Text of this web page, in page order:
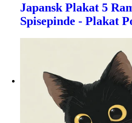
Japansk Plakat 5
Spisepinde - Plakat